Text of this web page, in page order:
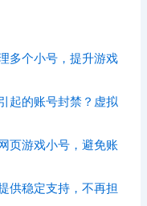
多个小号，提升游戏
起的账号封禁？虚拟
页游戏小号，避免账
供稳定支持，不再担